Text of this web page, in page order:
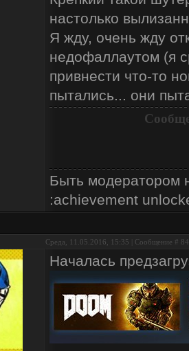
настолько
Я жду, очень жду
недофаллаутом (я
привнести что-то
пытались... они
Быть модератором
:achievement
Среда, 11.05.2016, 15:35 | Сообщение # 84
Началась